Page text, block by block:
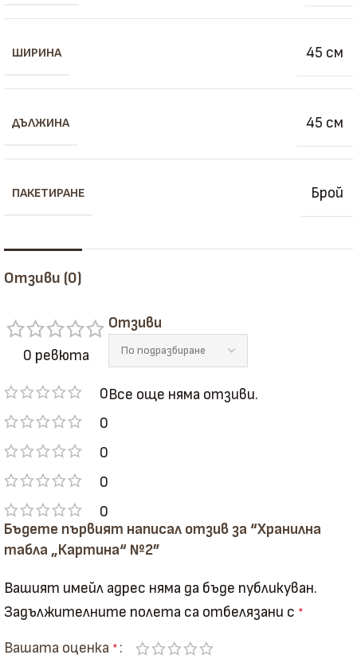
ШИРИНА 45 см
ДЪЛЖИНА 45 см
ПАКЕТИРАНЕ Брой
Отзиви (0)
0 ревюта
0
0
0
0
0
Отзиви
Все още няма отзиви.
Бъдете първият написал отзив за “Хранилна
табла „Картина“ №2”
Вашият имейл адрес няма да бъде публикуван.
Задължителните полета са отбелязани с *
Вашата оценка *